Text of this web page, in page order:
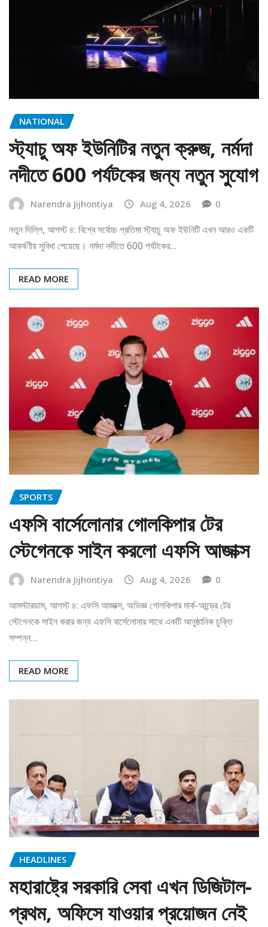
NATIONAL
স্ট্যাচু অফ ইউনিটির নতুন ক্রুজ, নর্মদা
নদীতে 600 পর্যটকের জন্য নতুন সুযোগ
Narendra Jijhontiya Aug 4, 2026 0
নতুন দিল্লি, আগস্ট ৪: বিশ্বে সর্বোচ্চ প্রতিমা স্ট্যাচু অফ ইউনিটি এখন আরও একটি
আকর্ষণীয় সুবিধা পেয়েছে। নর্মদা নদীতে 600 পর্যটকের…
READ MORE
SPORTS
এফসি বার্সেলোনার গোলকিপার টের
স্টেগেনকে সাইন করলো এফসি আজাক্স
Narendra Jijhontiya Aug 4, 2026 0
আমস্টারডাম, আগস্ট ৪: এফসি আজাক্স, অভিজ্ঞ গোলকিপার মার্ক-আন্ড্রে টের
স্টেগেনকে সাইন করার জন্য এফসি বার্সেলোনার সাথে একটি আনুষ্ঠানিক চুক্তি
সম্পন্ন…
READ MORE
HEADLINES
মহারাষ্ট্রে সরকারি সেবা এখন ডিজিটাল-
প্রথম, অফিসে যাওয়ার প্রয়োজন নেই